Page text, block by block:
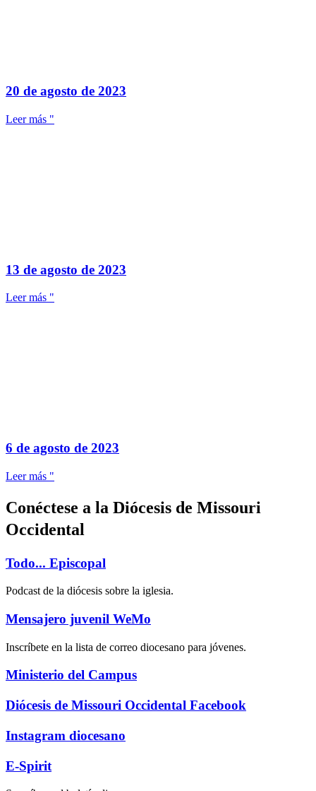
20 de agosto de 2023
Leer más "
13 de agosto de 2023
Leer más "
6 de agosto de 2023
Leer más "
Conéctese a la Diócesis de Missouri
Occidental
Todo... Episcopal
Podcast de la diócesis sobre la iglesia.
Mensajero juvenil WeMo
Inscríbete en la lista de correo diocesano para jóvenes.
Ministerio del Campus
Diócesis de Missouri Occidental Facebook
Instagram diocesano
E-Spirit